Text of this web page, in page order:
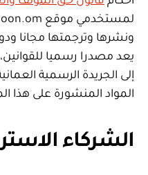
يعد مصدرا رسميا
إلى الجريدة الرسمية
المواد المنشورة على هذا
الشركاء